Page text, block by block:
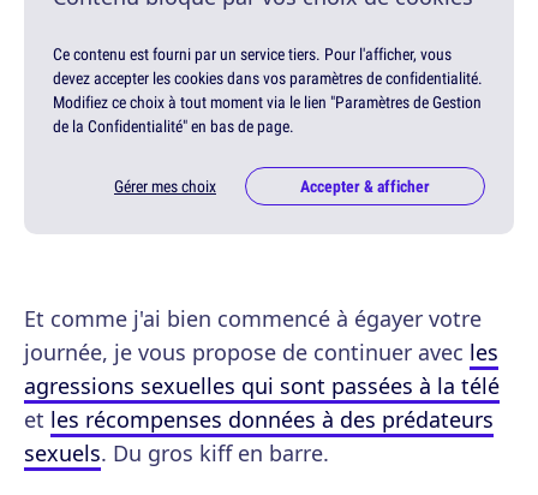
Ce contenu est fourni par un service tiers. Pour l'afficher, vous
devez accepter les cookies dans vos paramètres de confidentialité.
Modifiez ce choix à tout moment via le lien "Paramètres de Gestion
de la Confidentialité" en bas de page.
Gérer mes choix Accepter & afficher
Et comme j'ai bien commencé à égayer votre
journée, je vous propose de continuer avec les
agressions sexuelles qui sont passées à la télé
et les récompenses données à des prédateurs
sexuels. Du gros kiff en barre.